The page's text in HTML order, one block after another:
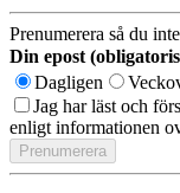
Prenumerera så du
Din epost
Dagligen
Jag har läst och
enligt informationen